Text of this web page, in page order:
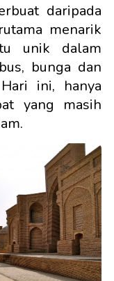
daripada
menarik
unik dalam
bunga dan
ini, hanya
yang masih